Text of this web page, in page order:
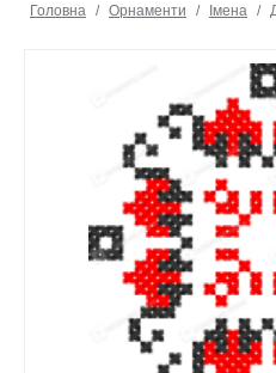
Головна / Орнаменти / Імена /